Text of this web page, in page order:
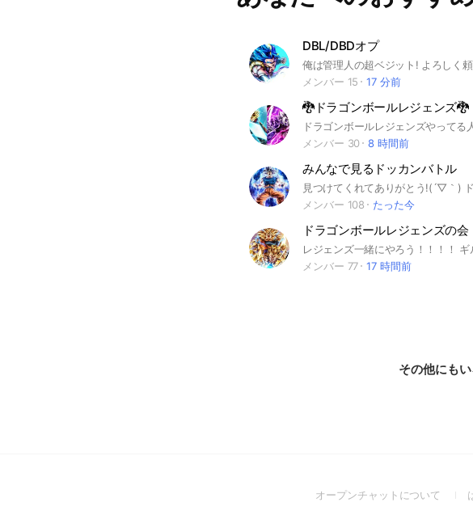
DBL/DBDオプ
メンバー 15
17 分前
🐉ドラゴンボールレジェンズ🐉
メンバー 30
8 時間前
みんなで見るドッカンバトル
メンバー 108
たった今
ドラゴンボールレジェンズの会
メンバー 77
17 時間前
その他にも
オープンチャットについて